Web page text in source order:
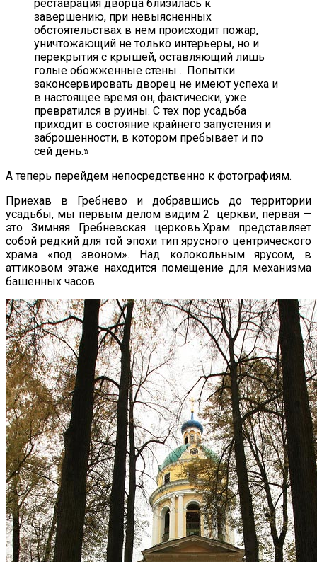
реставрация дворца близилась к
завершению, при невыясненных
обстоятельствах в нем происходит пожар,
уничтожающий не только интерьеры, но и
перекрытия с крышей, оставляющий лишь
голые обожженные стены… Попытки
законсервировать дворец не имеют успеха и
в настоящее время он, фактически, уже
превратился в руины. С тех пор усадьба
приходит в состояние крайнего запустения и
заброшенности, в котором пребывает и по
сей день.»
А теперь перейдем непосредственно к фотографиям.
Приехав в Гребнево и добравшись до территории
усадьбы, мы первым делом видим 2 церкви, первая —
это Зимняя Гребневская церковь.Храм представляет
собой редкий для той эпохи тип ярусного центрического
храма «под звоном». Над колокольным ярусом, в
аттиковом этаже находится помещение для механизма
башенных часов.